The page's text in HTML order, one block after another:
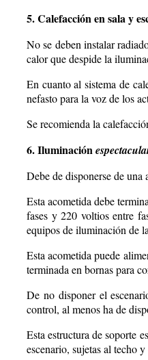
5. Calefacción en sala y
No se deben instalar
calor que despide la
En cuanto al sistema de
nefasto para la voz de los
Se recomienda la
6. Iluminación
Debe de disponerse de
Esta acometida debe
fases y 220 voltios entre
equipos de iluminación de
Esta acometida puede
terminada en bornas para
De no disponer el
control, al menos ha de
Esta estructura de soporte
escenario, sujetas al techo